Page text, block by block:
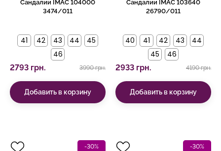
Сандалии IMAC 104000
3474/011
41 42 43 44
45
46
2793 грн. 3990 грн.
Добавить в корзину
Сандалии IMAC 103640
26790/011
40 41 42 43
44
45
46
2933 грн. 4190 грн.
Добавить в корзину
-30% -30%